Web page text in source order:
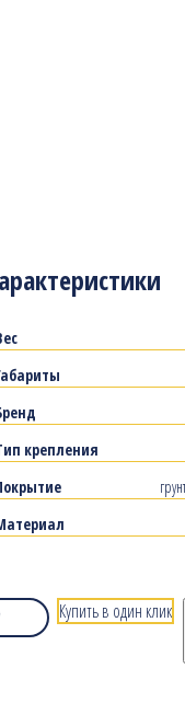
крепления
Купить в один клик